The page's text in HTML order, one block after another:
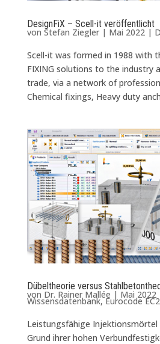
DesignFiX – Scell-it veröffentlicht
von Stefan Ziegler| Mai 2022|
Scell-it was formed in 1988 with
FIXING solutions to the industry
trade, via a network of
Chemical fixings, Heavy duty
Dübeltheorie versus
von Dr. Rainer Mallée | Mai 2022
Wissensdatenbank,Eurocode
Leistungsfähige Injektionsmörtel
Grund ihrer hohen